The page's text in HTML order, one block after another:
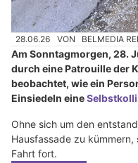
28.06.26 VON BELMEDIA
Am Sonntagmorgen, 28.
durch eine Patrouille der
beobachtet, wie ein
Einsiedeln eine
Ohne sich um den
Hausfassade zu
Fahrt fort.